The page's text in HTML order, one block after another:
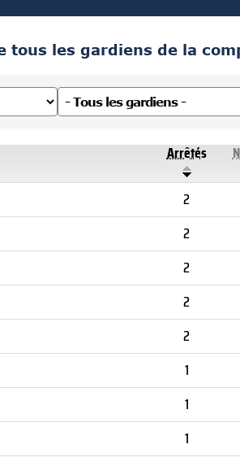
tous les gardiens de la
Arrêtés
2
2
2
2
2
1
1
1